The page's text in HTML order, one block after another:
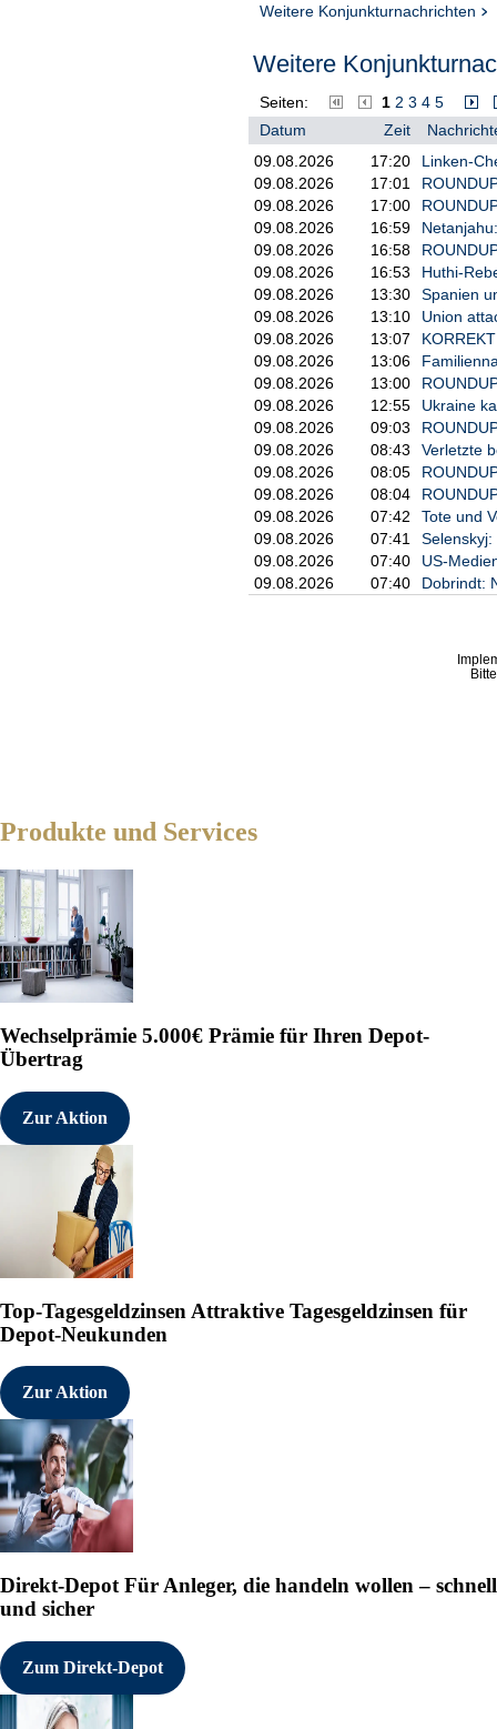
Weitere Konjunkturnachrichten
Weitere
Seiten: 1 2 3 4 5
Datum
Zeit
09.08.2026
17:20
Linken-
09.08.2026
17:01
09.08.2026
17:00
09.08.2026
16:59
09.08.2026
16:58
09.08.2026
16:53
Huthi-
09.08.2026
13:30
Spanien
09.08.2026
13:10
Union
09.08.2026
13:07
09.08.2026
13:06
09.08.2026
13:00
09.08.2026
12:55
Ukraine
09.08.2026
09:03
09.08.2026
08:43
Verletzte
09.08.2026
08:05
09.08.2026
08:04
09.08.2026
07:42
Tote und
09.08.2026
07:41
09.08.2026
07:40
US-
09.08.2026
07:40 Dobrindt:
Produkte und Services
Wechselprämie 5.000€ Prämie für Ihren Depot-
Übertrag
Zur Aktion
Top-Tagesgeldzinsen Attraktive Tagesgeldzinsen für
Depot-Neukunden
Zur Aktion
Direkt-Depot Für Anleger, die handeln wollen – schnell
und sicher
Zum Direkt-Depot